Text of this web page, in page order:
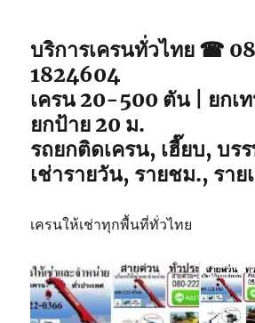
ขึ้น
ที่
บริการเครนทั่วไทย ☎
1824604
เครน 20-500 ตัน | ยกเ
ยกป้าย 20 ม.
รถยกติดเครน, เฮี๊ยบ, บรร
เช่ารายวัน, รายชม., ราย
เครนให้เช่าทุกพื้นที่ทั่วไทย